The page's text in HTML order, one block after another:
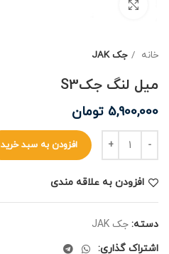
خانه جک JAK
میل لنگ جکS3
5,900,000 تومان
افزودن به سبد خرید
افزودن به علاقه مندی
دسته: جک JAK
اشتراک گذاری: